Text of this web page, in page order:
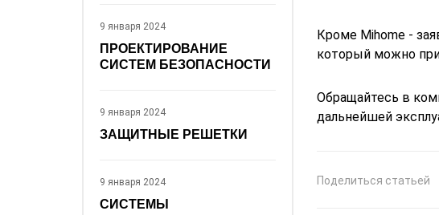
Кроме Mihome -
который можно
Обращайтесь в
дальнейшей
Поделиться статьей
9 января 2024
ПРОЕКТИРОВАНИЕ
СИСТЕМ БЕЗОПАСНОСТИ
9 января 2024
ЗАЩИТНЫЕ РЕШЕТКИ
9 января 2024
СИСТЕМЫ